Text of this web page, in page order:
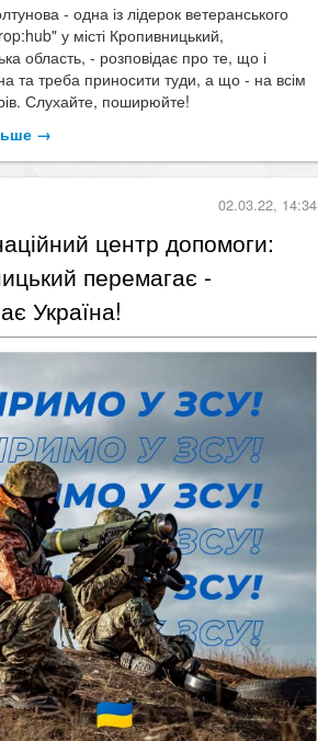
- одна із лідерок ветеранського
у місті Кропивницький,
область, - розповідає про те, що і
та треба приносити туди, а що - на всім
Слухайте, поширюйте!
→
02.03.22, 14:34
центр допомоги:
перемагає -
Україна!